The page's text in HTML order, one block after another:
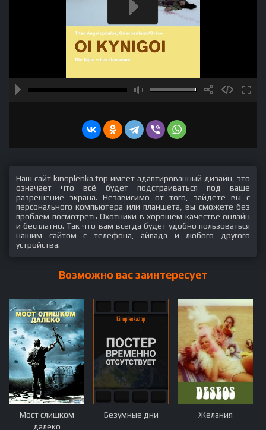
Наш сайт kinoplenka.top имеет адаптированный дизайн, это
означает что всё будет подстраиваться под ваше
разрешение экрана. Независимо от того, зайдете вы с
персонального компьютера или планшета, вы сможете без
проблем посмотреть Охотники в хорошем качестве онлайн
и бесплатно. Так что вам всегда будет удобно пользоваться
нашим сайтом с телефона, айпада и любого другого
устройства.
Возможно вас заинтересует
Мост слишком
далеко
Безумные дни Желания